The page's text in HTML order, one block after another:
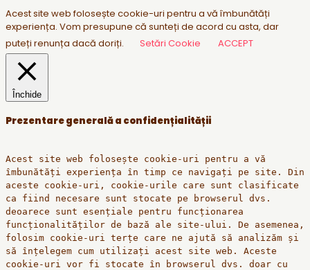
Acest site web folosește cookie-uri pentru a vă îmbunătăți
experiența. Vom presupune că sunteți de acord cu asta, dar
puteți renunța dacă doriți.
Setări Cookie ACCEPT
Închide
Prezentare generală a confidențialității
Acest site web folosește cookie-uri pentru a vă
îmbunătăți experiența în timp ce navigați pe site. Din
aceste cookie-uri, cookie-urile care sunt clasificate
ca fiind necesare sunt stocate pe browserul dvs.
deoarece sunt esențiale pentru funcționarea
funcționalităților de bază ale site-ului. De asemenea,
folosim cookie-uri terțe care ne ajută să analizăm și
să înțelegem cum utilizați acest site web. Aceste
cookie-uri vor fi stocate în browserul dvs. doar cu